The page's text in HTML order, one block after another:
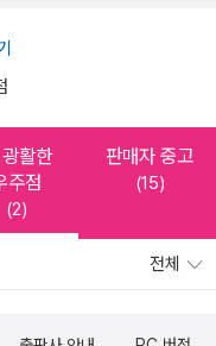
활한
주점
(2)
판매자 중고
(15)
전체